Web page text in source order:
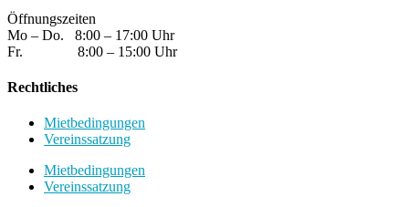
Öffnungszeiten
Mo – Do. 8:00 – 17:00 Uhr
Fr. 8:00 – 15:00 Uhr
Rechtliches
Mietbedingungen
Vereinssatzung
Mietbedingungen
Vereinssatzung